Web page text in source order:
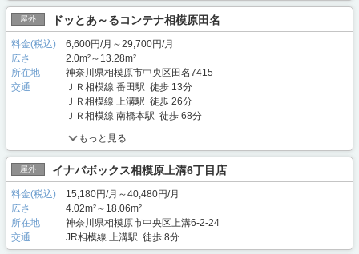
屋外 ドッとあ～るコンテナ相模原田名
料金(税込)
6,600円/月～29,700円/月
広さ
2.0m²～13.28m²
所在地
神奈川県相模原市中央区田名7415
交通
ＪＲ相模線 番田駅 徒歩 13分
ＪＲ相模線 上溝駅 徒歩 26分
ＪＲ相模線 南橋本駅 徒歩 68分
もっと見る
屋外 イナバボックス相模原上溝6丁目店
料金(税込)
15,180円/月～40,480円/月
広さ
4.02m²～18.06m²
所在地
神奈川県相模原市中央区上溝6-2-24
交通
JR相模線 上溝駅 徒歩 8分